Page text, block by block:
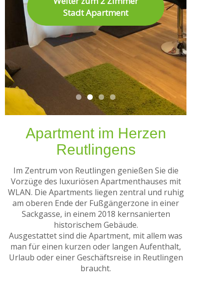
Weiter zum 1,5 Zimmer
Stadt Apartment
Stadt Apartment
Stadt Apartment
Maisonette Stadt
Apartment
Apartment im Herzen
Reutlingens
Im Zentrum von Reutlingen genießen Sie die
Vorzüge des luxuriösen Apartmenthauses mit
WLAN. Die Apartments liegen zentral und ruhig
am oberen Ende der Fußgängerzone in einer
Sackgasse, in einem 2018 kernsanierten
historischem Gebäude.
Ausgestattet sind die Apartment, mit allem was
man für einen kurzen oder langen Aufenthalt,
Urlaub oder einer Geschäftsreise in Reutlingen